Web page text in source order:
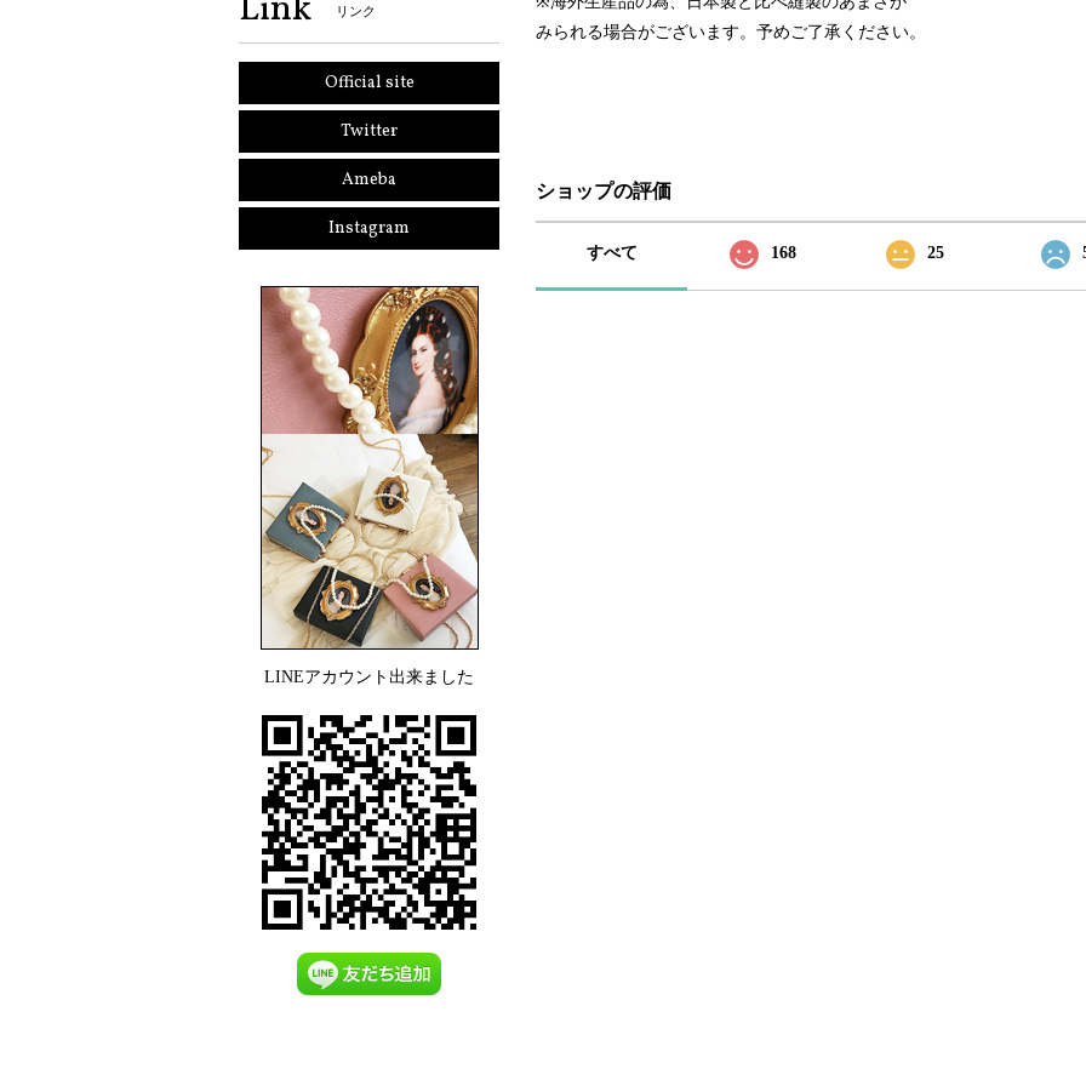
みられる場合がございます。予めご了承ください。
ショップの評価
すべて 168 25
リンク
Official site
Twitter
Ameba
Instagram
LINEアカウント出来ました